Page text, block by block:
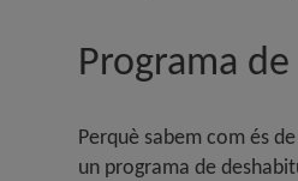
Programa
Perquè sabem com és
un programa de